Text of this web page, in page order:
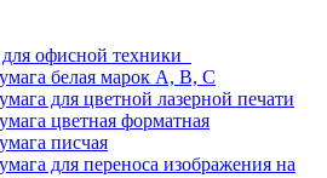
офисной техники
белая марок А, В, С
для цветной лазерной печати
цветная форматная
писчая
для переноса изображения на